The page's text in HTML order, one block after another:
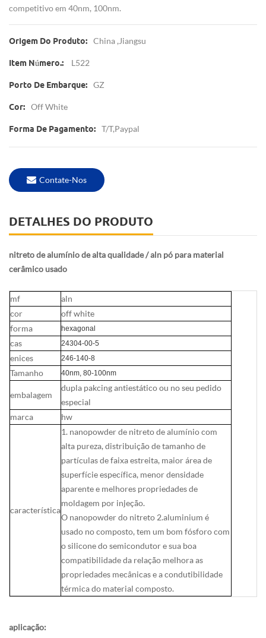
competitivo em 40nm, 100nm.
Origem Do Produto: China ,jiangsu
Item Número.: L522
Porto De Embarque: GZ
Cor: Off White
Forma De Pagamento: T/T,Paypal
Contate-Nos
DETALHES DO PRODUTO
nitreto de alumínio de alta qualidade / aln pó para material
cerâmico usado
mf
aln
cor
off white
forma
hexagonal
cas 24304-00-5
enices 246-140-8
Tamanho 40nm, 80-100nm
embalagem
dupla pakcing antiestático ou no seu pedido
especial
marca
hw
característica
1. nanopowder de nitreto de alumínio com
alta pureza, distribuição de tamanho de
partículas de faixa estreita, maior área de
superfície específica, menor densidade
aparente e melhores propriedades de
moldagem por injeção.
O nanopowder do nitreto 2.aluminium é
usado no composto, tem um bom fósforo com
o silicone do semicondutor e sua boa
compatibilidade da relação melhora as
propriedades mecânicas e a condutibilidade
térmica do material composto.
aplicação: